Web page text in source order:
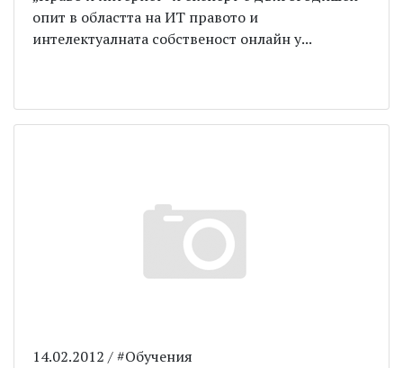
опит в областта на ИТ правото и
интелектуалната собственост онлайн у...
14.02.2012 / #Обучения